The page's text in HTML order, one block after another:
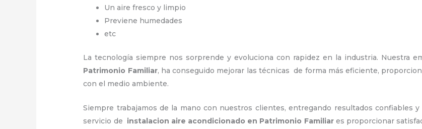
Un aire fresco y limpio
Previene humedades
etc
La tecnología siempre nos sorprende y evoluciona con rapidez en la industria. Nuestra
Patrimonio Familiar, ha conseguido mejorar las técnicas de forma más eficiente,
con el medio ambiente.
Siempre trabajamos de la mano con nuestros clientes, entregando resultados confiables
servicio de instalacion aire acondicionado en Patrimonio Familiar es proporcionar